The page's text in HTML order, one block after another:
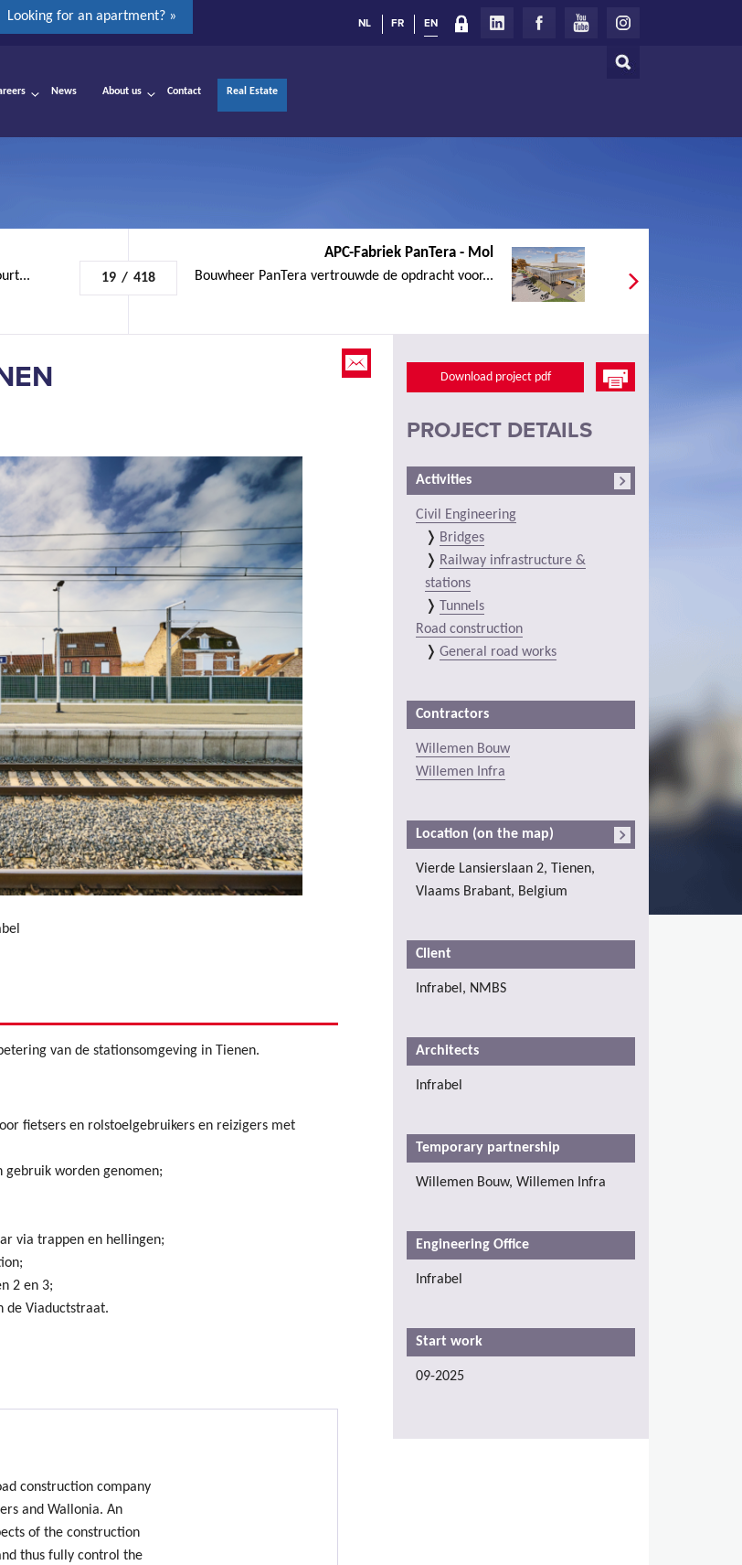
Looking for an apartment? »
Search
NL FR EN
News About us Contact Real Estate
19 / 418
APC-Fabriek PanTera - Mol
Bouwheer PanTera vertrouwde de opdracht voor...
van de stationsomgeving in Tienen.
fietsers en rolstoelgebruikers en reizigers met
gebruik worden genomen;
via trappen en hellingen;
2 en 3;
de Viaductstraat.
construction company
and Wallonia. An
of the construction
thus fully control the
Download project pdf
PROJECT DETAILS
Activities
Civil Engineering
Bridges
Railway infrastructure &
stations
Tunnels
Road construction
General road works
Contractors
Willemen Bouw
Willemen Infra
Location (on the map)
Vierde Lansierslaan 2, Tienen,
Vlaams Brabant, Belgium
Client
Infrabel, NMBS
Architects
Infrabel
Temporary partnership
Willemen Bouw, Willemen Infra
Engineering Office
Infrabel
Start work
09-2025